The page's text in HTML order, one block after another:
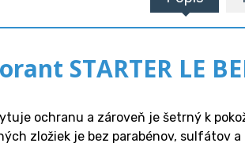
STARTER LE
ochranu a zároveň je šetrný k
zložiek je bez parabénov,